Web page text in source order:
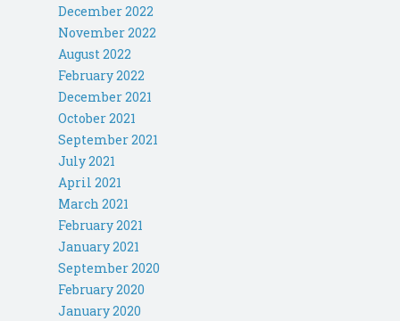
December 2022
November 2022
August 2022
February 2022
December 2021
October 2021
September 2021
July 2021
April 2021
March 2021
February 2021
January 2021
September 2020
February 2020
January 2020